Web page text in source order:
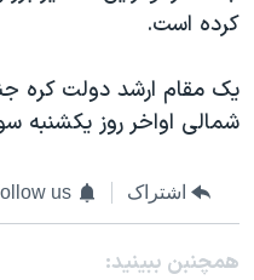
کرده است.
یک مقام ارشد دولت کره
شمالی اواخر روز یکشنبه
اشتراک us
همچنبن ببینید: